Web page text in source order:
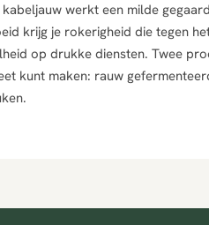
werkt een milde
krijg je rokerigheid die tegen
op drukke diensten. Twee
kunt maken: rauw